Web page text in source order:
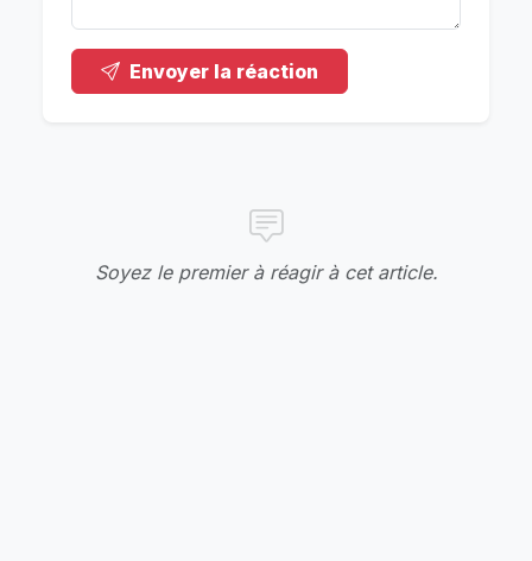
Envoyer la réaction
Soyez le premier à réagir à cet article.